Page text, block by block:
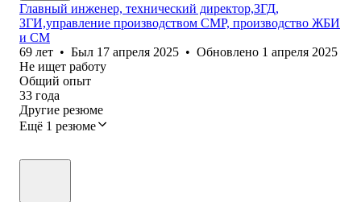
Главный инженер, технический директор,ЗГД,
ЗГИ,управление производством СМР, производство ЖБИ
и СМ
69 лет • Был 17 апреля 2025 • Обновлено 1 апреля 2025
Не ищет работу
Общий опыт
33 года
Другие резюме
Ещё 1 резюме